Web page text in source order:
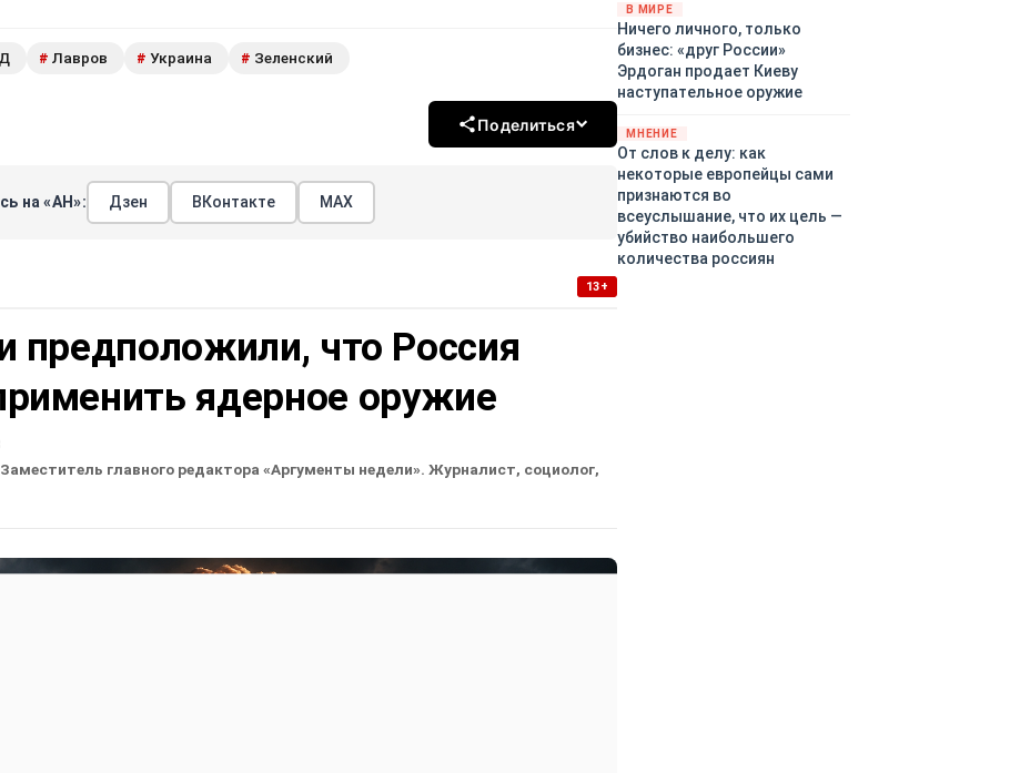
# Лавров # Украина # Зеленский
Поделиться
на «АН»: Дзен ВКонтакте МАХ
13+
предположили, что Россия
ядерное оружие
главного редактора «Аргументы недели». Журналист, социолог,
В МИРЕ
Ничего личного, только
бизнес: «друг России»
Эрдоган продает Киеву
наступательное оружие
МНЕНИЕ
От слов к делу: как
некоторые европейцы сами
признаются во
всеуслышание, что их цель —
убийство наибольшего
количества россиян